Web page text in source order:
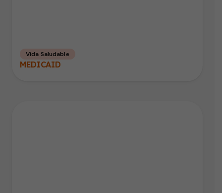
Vida Saludable
MEDICAID